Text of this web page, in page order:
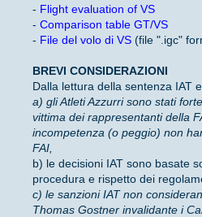
- Flight evaluation of VS
- Comparison table GT/VS
- File del volo di VS (file ".igc"
BREVI CONSIDERAZIONI
Dalla lettura della sentenza IAT
a) gli Atleti Azzurri sono stati
vittima dei rappresentanti della
incompetenza (o peggio) non
FAI,
b) le decisioni IAT sono basate
procedura e rispetto dei
c) le sanzioni IAT non
Thomas Gostner invalidante i